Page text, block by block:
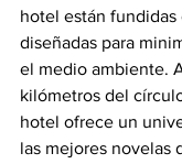
hotel están fundidas
diseñadas para
el medio ambiente.
kilómetros del
hotel ofrece un
las mejores novelas